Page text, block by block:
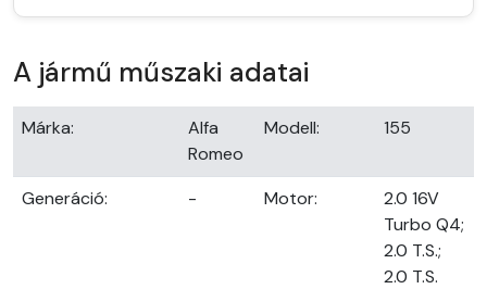
A jármű műszaki adatai
Márka:
Alfa
Romeo
Modell: 155
Generáció: - Motor:
2.0 16V
Turbo Q4;
2.0 T.S.;
2.0 T.S.